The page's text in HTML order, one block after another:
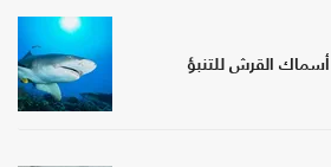
القرش للتنبؤ